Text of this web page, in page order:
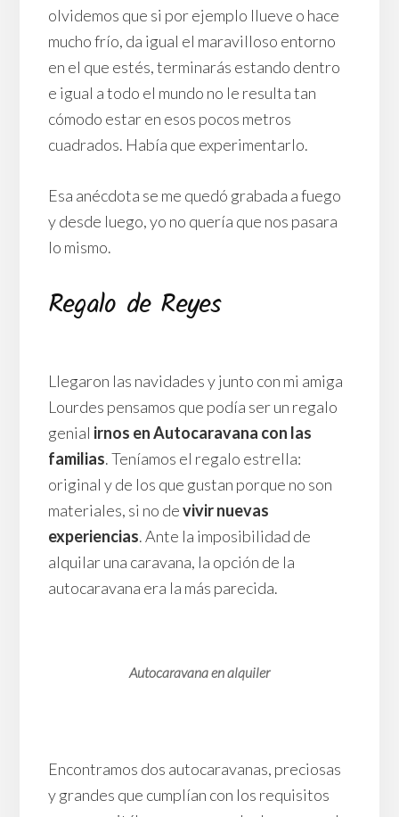
olvidemos que si por ejemplo llueve o hace
mucho frío, da igual el maravilloso entorno
en el que estés, terminarás estando dentro
e igual a todo el mundo no le resulta tan
cómodo estar en esos pocos metros
cuadrados. Había que experimentarlo.
Esa anécdota se me quedó grabada a fuego
y desde luego, yo no quería que nos pasara
lo mismo.
Regalo de Reyes
Llegaron las navidades y junto con mi amiga
Lourdes pensamos que podía ser un regalo
genial irnos en Autocaravana con las
familias. Teníamos el regalo estrella:
original y de los que gustan porque no son
materiales, si no devivir nuevas
experiencias. Ante la imposibilidad de
alquilar una caravana, la opción de la
autocaravana era la más parecida.
Autocaravana en alquiler
Encontramos dos autocaravanas, preciosas
y grandes que cumplían con los requisitos